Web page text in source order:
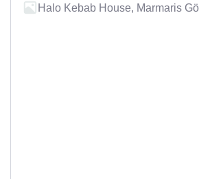
Halo Kebab House, Marmaris